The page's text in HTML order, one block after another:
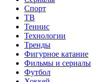
Спорт
ТВ
Теннис
Технологии
Тренды
Фигурное катание
Фильмы и сериалы
Футбол